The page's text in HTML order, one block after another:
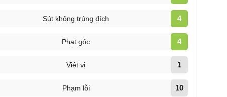
Sút không trúng đích 4
Phạt góc 4
Việt vị 1
Phạm lỗi 10